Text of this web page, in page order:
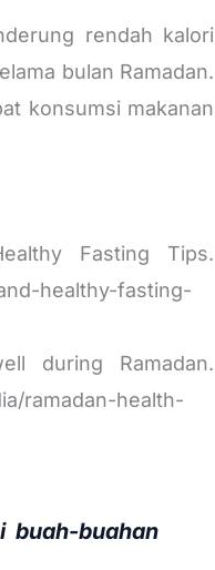
rendah kalori
bulan Ramadan.
konsumsi makanan
Fasting Tips.
healthy-fasting-
during Ramadan.
ramadan-health-
buah-buahan